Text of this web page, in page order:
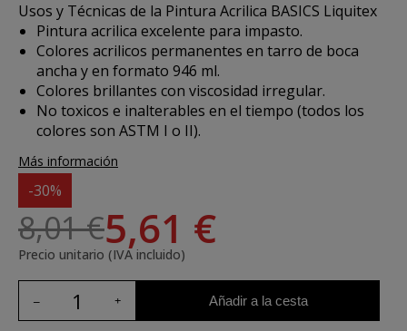
Usos y Técnicas de la Pintura Acrilica BASICS Liquitex
Pintura acrilica excelente para impasto.
Colores acrilicos permanentes en tarro de boca
ancha y en formato 946 ml.
Colores brillantes con viscosidad irregular.
No toxicos e inalterables en el tiempo (todos los
colores son ASTM I o II).
Más información
-30%
8,01 €5,61 €
Precio unitario (IVA incluido)
Añadir a la cesta